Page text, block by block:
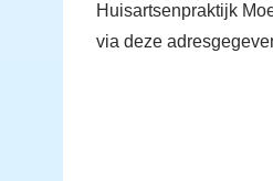
Huisartsenpraktijk
via deze